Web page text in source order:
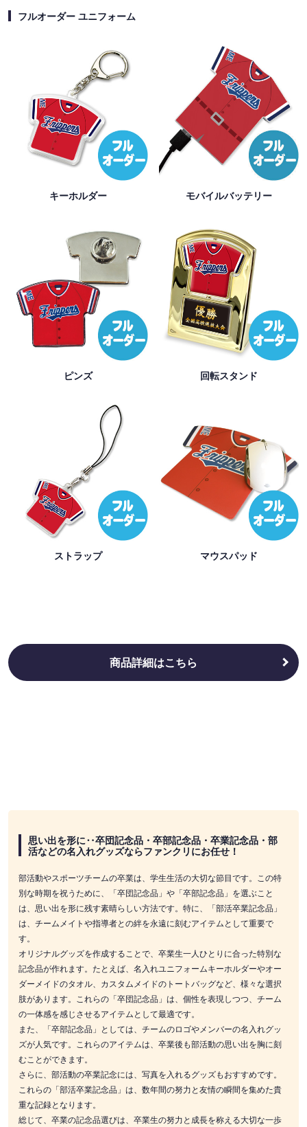
フルオーダー ユニフォーム
キーホルダー モバイルバッテリー
ピンズ 回転スタンド
ストラップ マウスパッド
商品詳細はこちら
思い出を形に‥卒団記念品・卒部記念品・卒業記念品・部
活などの名入れグッズならファンクリにお任せ！
部活動やスポーツチームの卒業は、学生生活の大切な節目です。この特
別な時期を祝うために、「卒団記念品」や「卒部記念品」を選ぶこと
は、思い出を形に残す素晴らしい方法です。特に、「部活卒業記念品」
は、チームメイトや指導者との絆を永遠に刻むアイテムとして重要で
す。
オリジナルグッズを作成することで、卒業生一人ひとりに合った特別な
記念品が作れます。たとえば、名入れユニフォームキーホルダーやオー
ダーメイドのタオル、カスタムメイドのトートバッグなど、様々な選択
肢があります。これらの「卒団記念品」は、個性を表現しつつ、チーム
の一体感を感じさせるアイテムとして最適です。
また、「卒部記念品」としては、チームのロゴやメンバーの名入れグッ
ズが人気です。これらのアイテムは、卒業後も部活動の思い出を胸に刻
むことができます。
さらに、部活動の卒業記念には、写真を入れるグッズもおすすめです。
これらの「部活卒業記念品」は、数年間の努力と友情の瞬間を集めた貴
重な記録となります。
総じて、卒業の記念品選びは、卒業生の努力と成長を称える大切な一歩